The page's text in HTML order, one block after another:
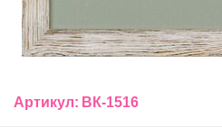
Артикул: ВК-1516